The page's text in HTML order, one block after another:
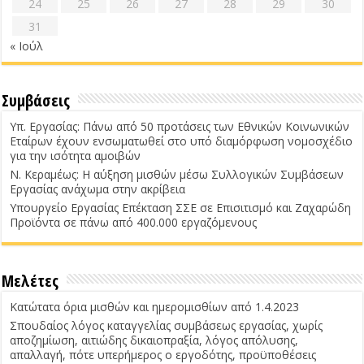
24 25 26 27 28 29
30
31
« Ιούλ
Συμβάσεις
Υπ. Εργασίας: Πάνω από 50 προτάσεις των Εθνικών Κοινωνικών
Εταίρων έχουν ενσωματωθεί στο υπό διαμόρφωση νομοσχέδιο
για την ισότητα αμοιβών
Ν. Κεραμέως: Η αύξηση μισθών μέσω Συλλογικών Συμβάσεων
Εργασίας ανάχωμα στην ακρίβεια
Υπουργείο Εργασίας Επέκταση ΣΣΕ σε Επισιτισμό και Ζαχαρώδη
Προϊόντα σε πάνω από 400.000 εργαζόμενους
Μελέτες
Κατώτατα όρια μισθών και ημερομισθίων από 1.4.2023
Σπουδαίος λόγος καταγγελίας συμβάσεως εργασίας, χωρίς
αποζημίωση, αιτιώδης δικαιοπραξία, λόγος απόλυσης,
απαλλαγή, πότε υπερήμερος ο εργοδότης, προϋποθέσεις